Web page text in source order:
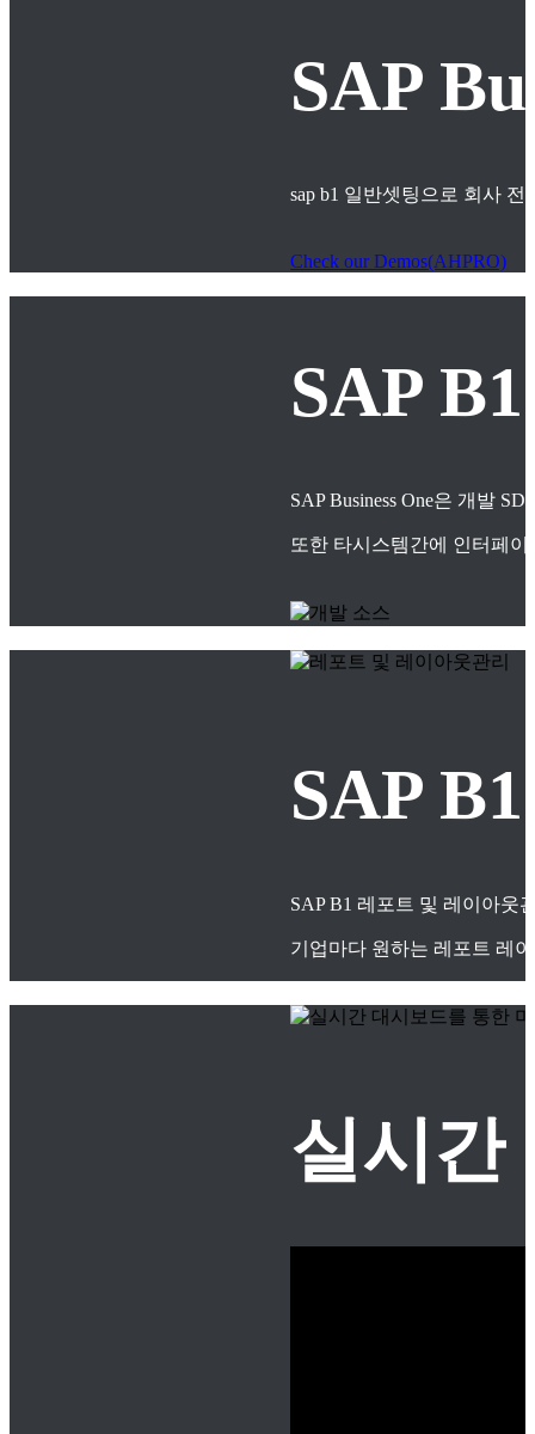
SAP
sap b1 일반셋팅으로 회사
Check our Demos(AHPRO)
SAP
SAP Business One은 개발
또한 타시스템간에 인터페
SAP
SAP B1 레포트 및 레이아웃
기업마다 원하는 레포트 레
실시간